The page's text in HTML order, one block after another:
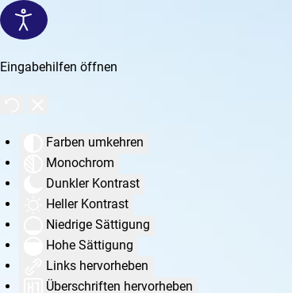
Eingabehilfen öffnen
Farben umkehren
Monochrom
Dunkler Kontrast
Heller Kontrast
Niedrige Sättigung
Hohe Sättigung
Links hervorheben
Überschriften hervorheben